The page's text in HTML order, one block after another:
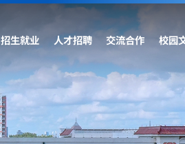
招生就业 人才招聘 交流合作 校园